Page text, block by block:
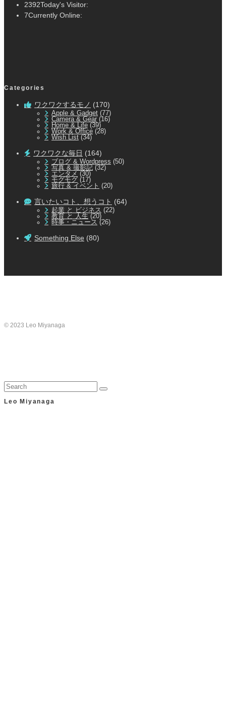
2392Today's Visitor:
7Currently Online:
Categories
ワクワクするモノ (170)
Apple & Gadget (77)
Camera & Gear (16)
Home & Life (39)
Work & Office (28)
Wish List (34)
ワクワクな毎日 (164)
ブログ & Wordpress (50)
写真 & 撮影記 (32)
エンタメ (30)
モグモグ (17)
旅行 & イベント (20)
言いたいコト、想うコト (64)
起業 と ビジネス (22)
教育 と 人生 (20)
時事・ニュース (26)
Something Else (80)
© 2023 Leo Miyanaga
Leo Miyanaga